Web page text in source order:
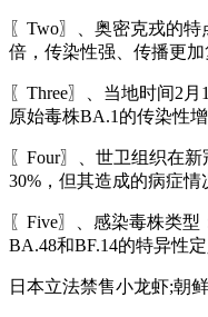
〖Two〗、奥密克戎的
倍，传染性强、传播更加
〖Three〗、当地时间2
原始毒株BA.1的传染性
〖Four〗、世卫组织在
30%，但其造成的病症
〖Five〗、感染毒株类
BA.48和BF.14的特异性
日本立法禁售小龙虾;朝